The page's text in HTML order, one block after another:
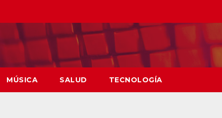
MÚSICA SALUD TECNOLOGÍA